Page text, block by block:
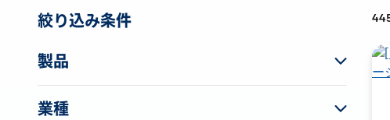
絞り込み条件
製品
業種